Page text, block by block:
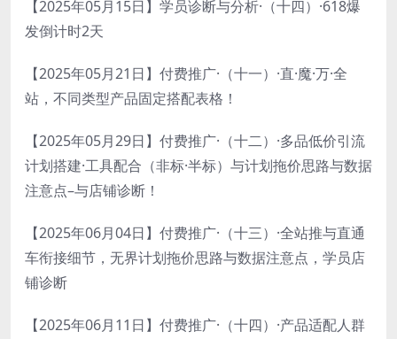
【2025年05月15日】学员诊断与分析·（十四）·618爆
发倒计时2天
【2025年05月21日】付费推广·（十一）·直·魔·万·全
站，不同类型产品固定搭配表格！
【2025年05月29日】付费推广·（十二）·多品低价引流
计划搭建·工具配合（非标·半标）与计划拖价思路与数据
注意点–与店铺诊断！
【2025年06月04日】付费推广·（十三）·全站推与直通
车衔接细节，无界计划拖价思路与数据注意点，学员店
铺诊断
【2025年06月11日】付费推广·（十四）·产品适配人群